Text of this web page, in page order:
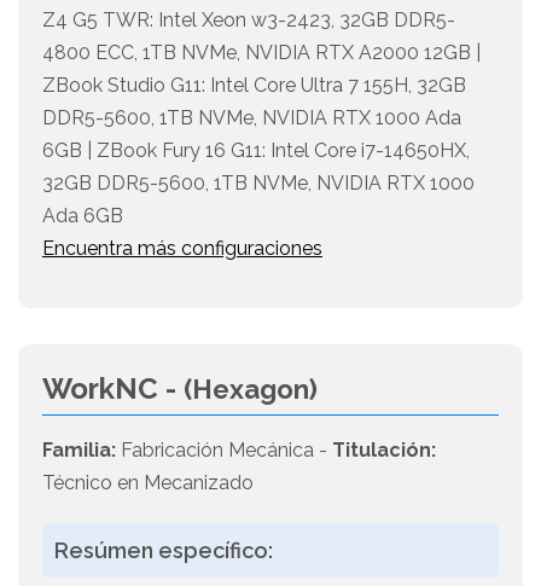
Z4 G5 TWR: Intel Xeon w3-2423, 32GB DDR5-
4800 ECC, 1TB NVMe, NVIDIA RTX A2000 12GB |
ZBook Studio G11: Intel Core Ultra 7 155H, 32GB
DDR5-5600, 1TB NVMe, NVIDIA RTX 1000 Ada
6GB | ZBook Fury 16 G11: Intel Core i7-14650HX,
32GB DDR5-5600, 1TB NVMe, NVIDIA RTX 1000
Ada 6GB
Encuentra más configuraciones
WorkNC - (Hexagon)
Familia: Fabricación Mecánica - Titulación:
Técnico en Mecanizado
Resúmen específico: